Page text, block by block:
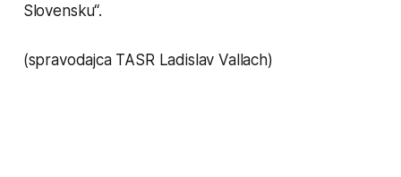
Slovensku“.
(spravodajca TASR Ladislav Vallach)